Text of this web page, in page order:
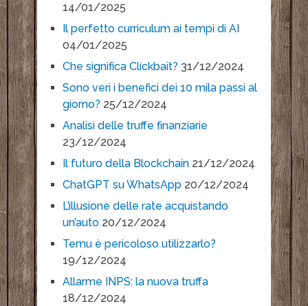
14/01/2025
Il perfetto curriculum ai tempi di AI
04/01/2025
Che significa Clickbait? 31/12/2024
Sono veri i benefici dei 10 mila passi al
giorno? 25/12/2024
Analisi delle truffe finanziarie
23/12/2024
Il futuro della Blockchain 21/12/2024
ChatGPT su WhatsApp 20/12/2024
L’illusione delle rate acquistando
un’auto 20/12/2024
Temu è pericoloso utilizzarlo?
19/12/2024
Allarme INPS: la nuova truffa
18/12/2024